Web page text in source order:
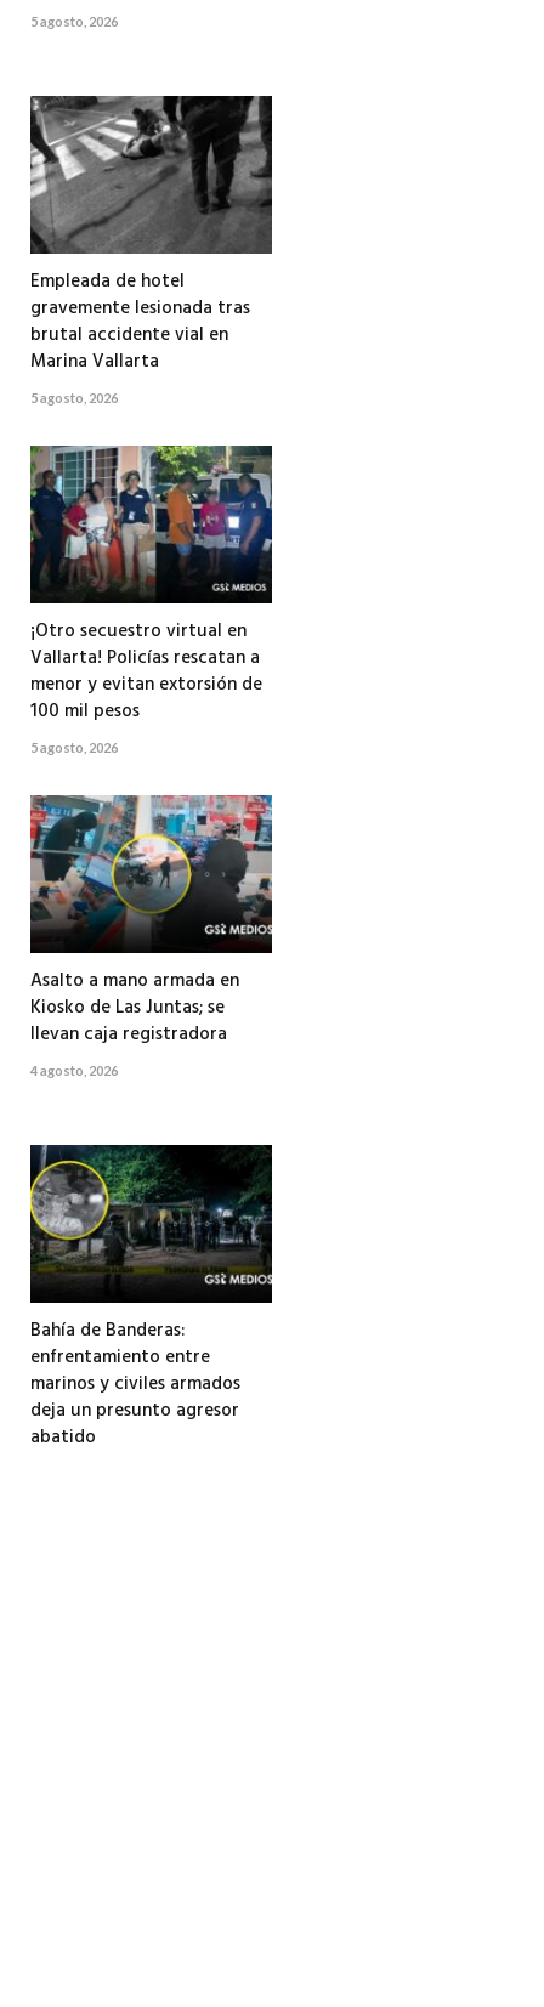
5 agosto, 2026
Empleada de hotel
gravemente lesionada tras
brutal accidente vial en
Marina Vallarta
5 agosto, 2026
¡Otro secuestro virtual en
Vallarta! Policías rescatan a
menor y evitan extorsión de
100 mil pesos
5 agosto, 2026
Asalto a mano armada en
Kiosko de Las Juntas; se
llevan caja registradora
4 agosto, 2026
Bahía de Banderas:
enfrentamiento entre
marinos y civiles armados
deja un presunto agresor
abatido